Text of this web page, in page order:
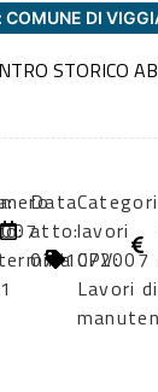
COMUNE DI
STORICO
Data
atto:
07/10/2007
lavori
CPV:
Lavori di